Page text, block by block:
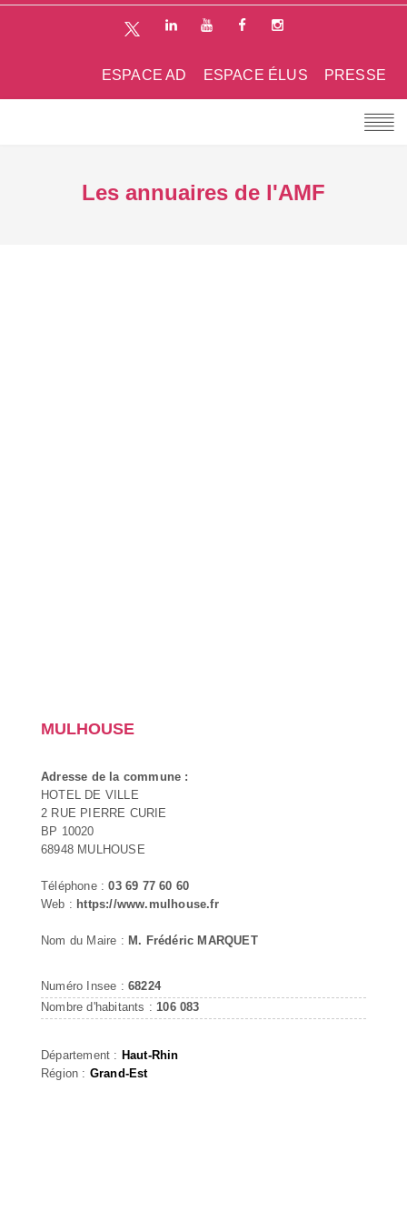
PRESSE
ESPACE ÉLUS
ESPACE AD
Les annuaires de l'AMF
MULHOUSE
Adresse de la commune :
HOTEL DE VILLE
2 RUE PIERRE CURIE
BP 10020
68948 MULHOUSE
Téléphone :03 69 77 60 60
Web : https://www.mulhouse.fr
Nom du Maire : M. Frédéric MARQUET
Numéro Insee : 68224
Nombre d'habitants : 106 083
Département : Haut-Rhin
Région : Grand-Est